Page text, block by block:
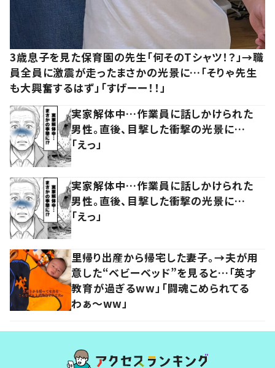
3歳息子を見た保育園の先生「何そのTシャツ！？」→職
員全員に激震が走ったまさかの光景に…「そりゃ先生
も大興奮するはず」「すげーー！！」
実家解体中…作業員に話しかけられた
男性。直後、目撃した衝撃の光景に…
「えっ」
実家解体中…作業員に話しかけられた
男性。直後、目撃した衝撃の光景に…
「えっ」
里帰り出産から帰宅した妻子。→夫が用
意した“ベビーベッド”を見ると…「英才
教育が過ぎるww」「闘魂こめられてる
わぁ～ww」